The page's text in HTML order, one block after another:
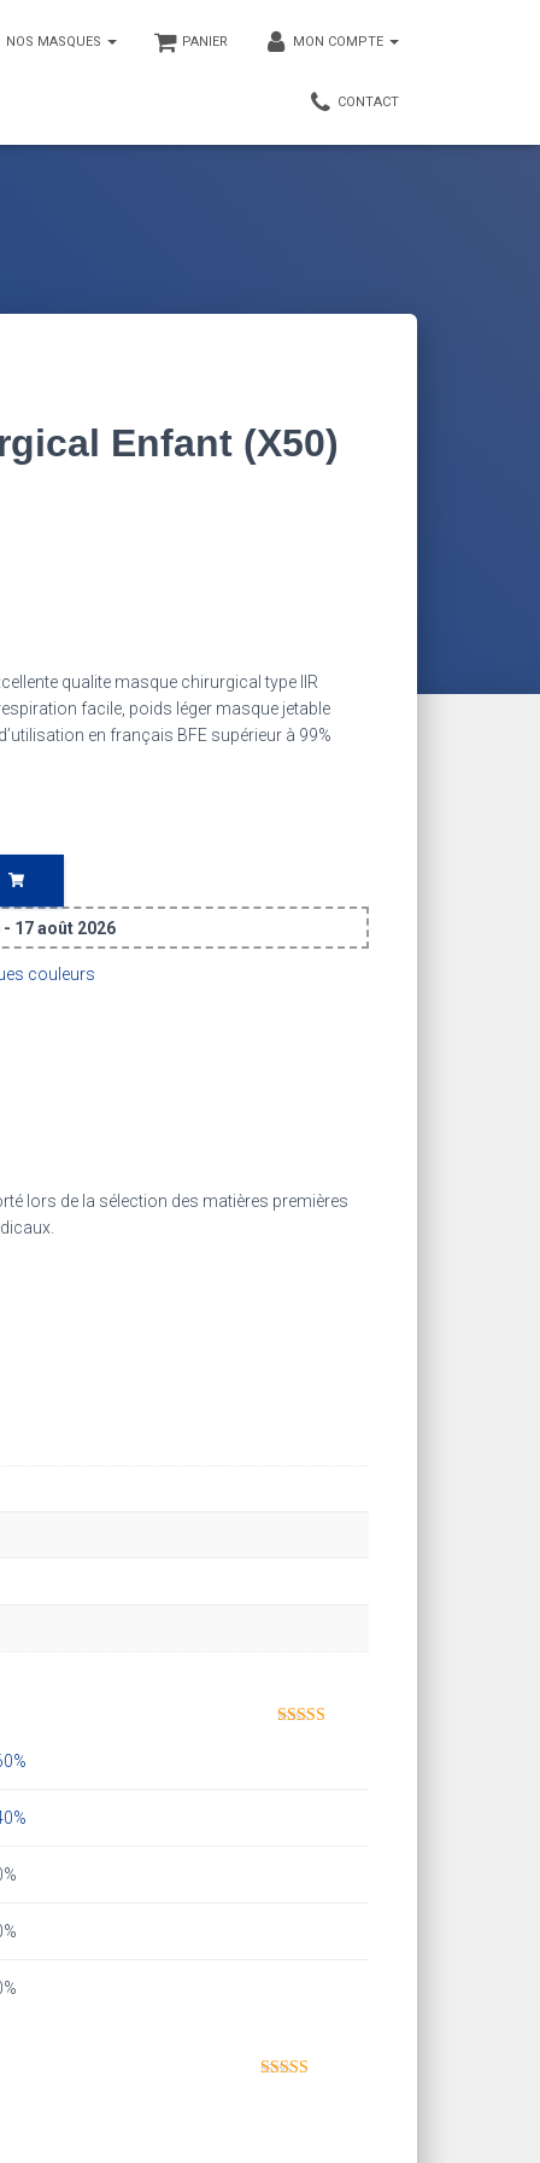
NOS MASQUES PANIER MON COMPTE
CONTACT
Enfant (X50)
qualite masque chirurgical type IIR
facile, poids léger masque jetable
en français BFE supérieur à 99%
17 août 2026
couleurs
lors de la sélection des matières premières